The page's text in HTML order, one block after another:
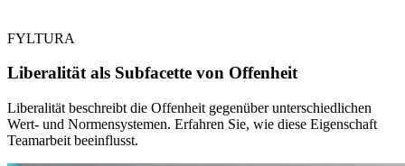
FYLTURA
Liberalität als Subfacette von Offenheit
Liberalität beschreibt die Offenheit gegenüber unterschiedlichen
Wert- und Normensystemen. Erfahren Sie, wie diese Eigenschaft
Teamarbeit beeinflusst.